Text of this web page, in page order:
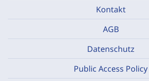
Kontakt
AGB
Datenschutz
Public Access Policy